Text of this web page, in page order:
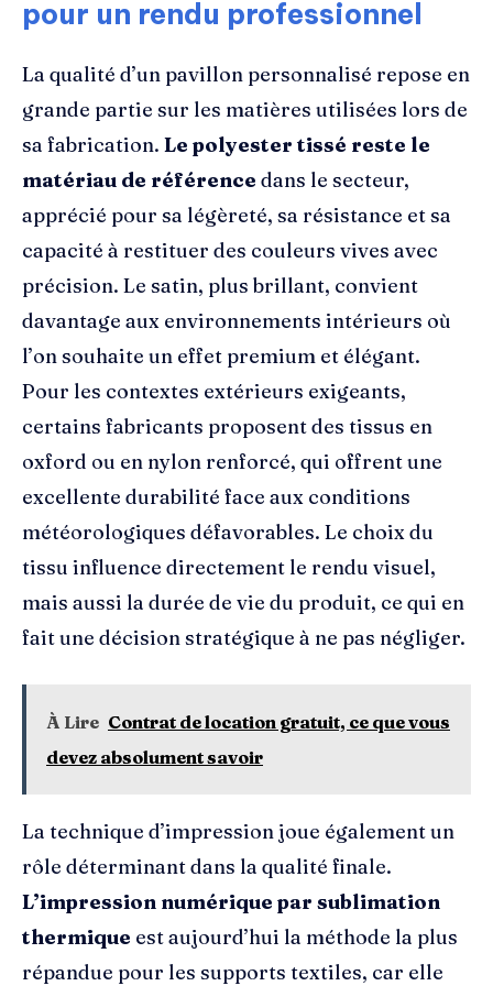
pour un rendu professionnel
La qualité d’un pavillon personnalisé repose en
grande partie sur les matières utilisées lors de
sa fabrication. Le polyester tissé reste le
matériau de référence dans le secteur,
apprécié pour sa légèreté, sa résistance et sa
capacité à restituer des couleurs vives avec
précision. Le satin, plus brillant, convient
davantage aux environnements intérieurs où
l’on souhaite un effet premium et élégant.
Pour les contextes extérieurs exigeants,
certains fabricants proposent des tissus en
oxford ou en nylon renforcé, qui offrent une
excellente durabilité face aux conditions
météorologiques défavorables. Le choix du
tissu influence directement le rendu visuel,
mais aussi la durée de vie du produit, ce qui en
fait une décision stratégique à ne pas négliger.
À Lire Contrat de location gratuit, ce que vous
devez absolument savoir
La technique d’impression joue également un
rôle déterminant dans la qualité finale.
L’impression numérique par sublimation
thermique est aujourd’hui la méthode la plus
répandue pour les supports textiles, car elle